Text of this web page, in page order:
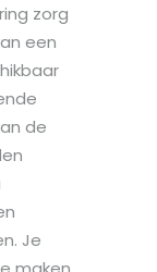
zorg
een
de
Je